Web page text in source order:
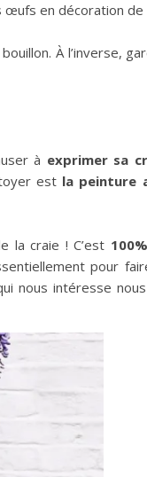
œufs en décoration de
À l’inverse,
à exprimer sa
est la peinture
la craie ! C’est
pour
nous intéresse